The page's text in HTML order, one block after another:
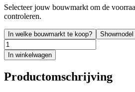
Selecteer jouw bouwmarkt om de
controleren.
In welke bouwmarkt te koop?
In winkelwagen
Productomschrijving